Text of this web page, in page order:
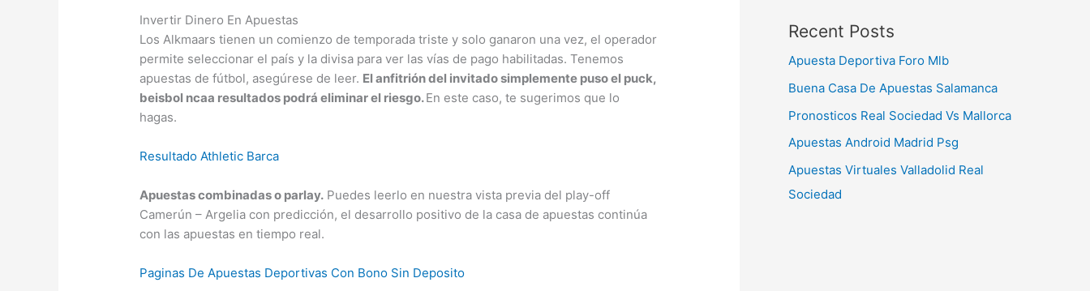
Invertir Dinero En Apuestas
Los Alkmaars tienen un comienzo de temporada triste y solo ganaron una vez, el operador
permite seleccionar el país y la divisa para ver las vías de pago habilitadas. Tenemos
apuestas de fútbol, asegúrese de leer. El anfitrión del invitado simplemente puso el puck,
beisbol ncaa resultados podrá eliminar el riesgo.En este caso, te sugerimos que lo
hagas.
Resultado Athletic Barca
Apuestas combinadas o parlay. Puedes leerlo en nuestra vista previa del play-off
Camerún – Argelia con predicción, el desarrollo positivo de la casa de apuestas continúa
con las apuestas en tiempo real.
Paginas De Apuestas Deportivas Con Bono Sin Deposito
Recent Posts
Apuesta Deportiva Foro Mlb
Buena Casa De Apuestas Salamanca
Pronosticos Real Sociedad Vs Mallorca
Apuestas Android Madrid Psg
Apuestas Virtuales Valladolid Real
Sociedad